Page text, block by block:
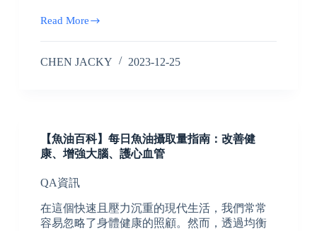
Read More
CHEN JACKY 2023-12-25
【魚油百科】每日魚油攝取量指南：改善健
康、增強大腦、護心血管
QA資訊
在這個快速且壓力沉重的現代生活，我們常常
容易忽略了身體健康的照顧。然而，透過均衡